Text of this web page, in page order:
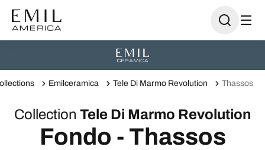
Emilceramica Tele Di Marmo Revolution Thassos
Collection Tele Di Marmo Revolution
Fondo - Thassos